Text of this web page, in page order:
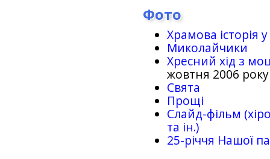
Фото
Храмова історія
Миколайчики
Хресний хід з
жовтня 2006 року
Свята
Прощі
Слайд-фільм
та ін.)
25-рiччя Нашої